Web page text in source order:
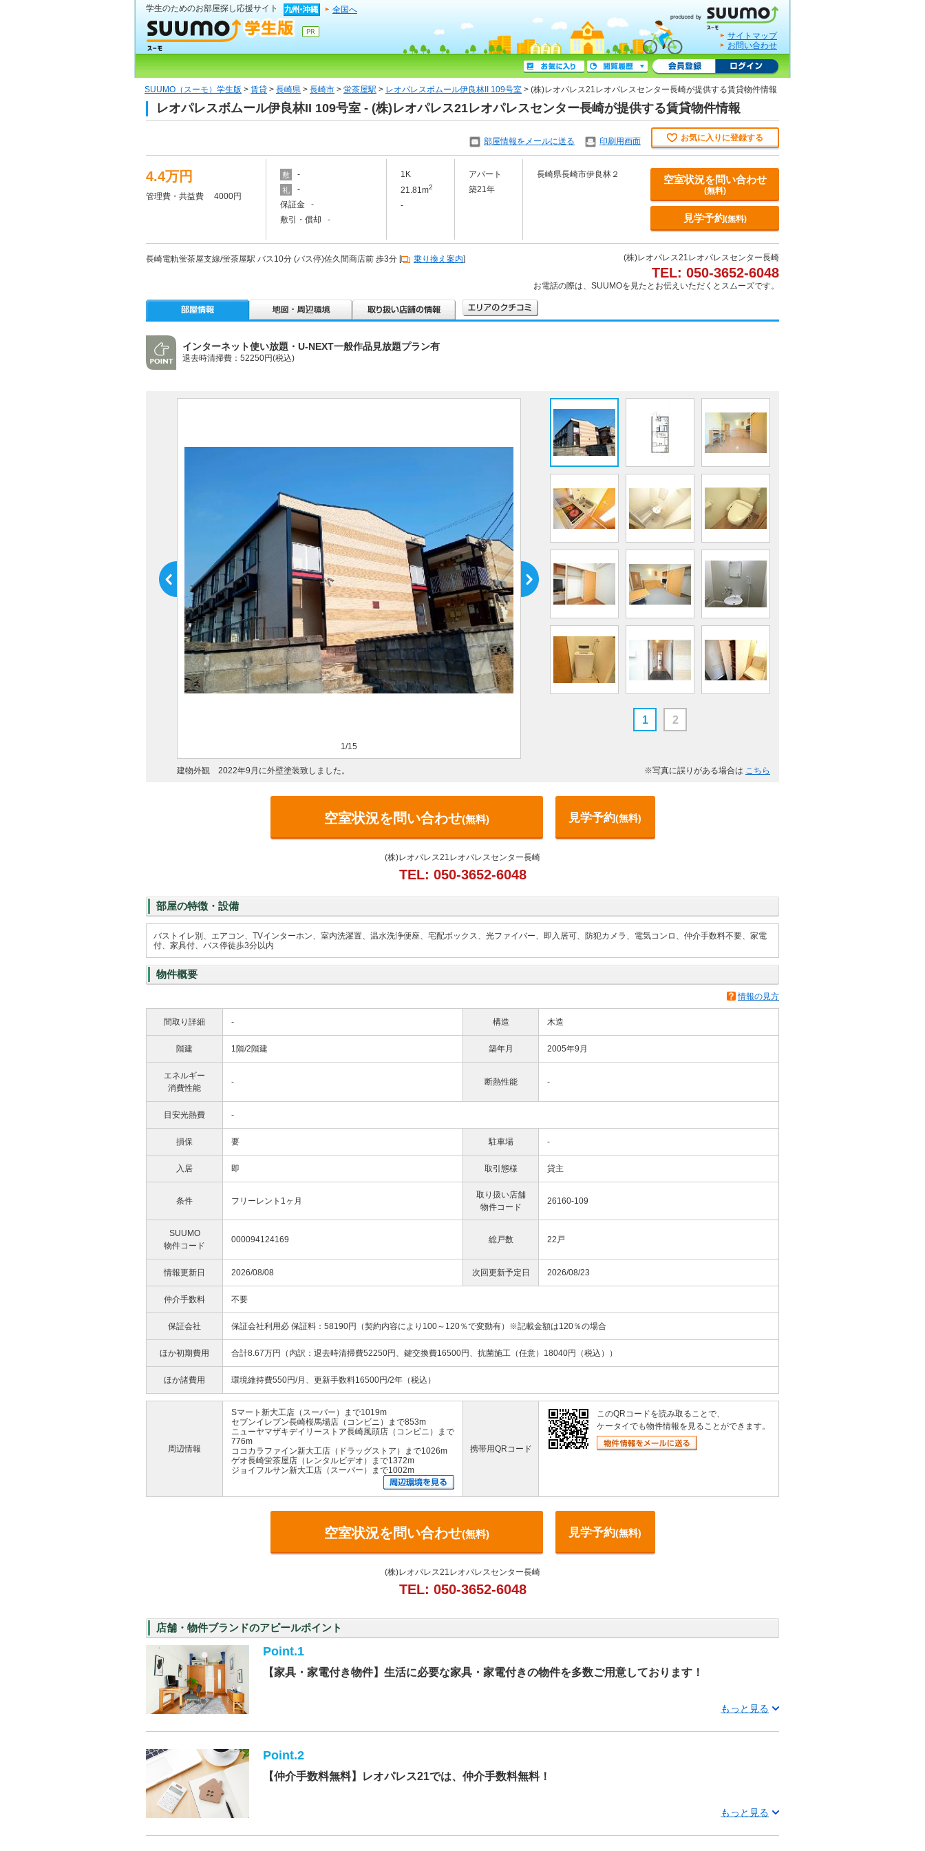
学生のためのお部屋探し応援サイト 全国へ
サイトマップ
お問い合わせ
SUUMO（スーモ）学生版 > 賃貸 > 長崎県 > 長崎市 > 蛍茶屋駅 > レオパレスボムール伊良林II 109号室 > (株)レオパレス21レオパレスセンター長崎が提供する賃貸物件情報
レオパレスボムール伊良林II 109号室 - (株)レオパレス21レオパレスセンター長崎が提供する賃貸物件情報
部屋情報をメールに送る 印刷用画面 お気に入りに登録する
4.4万円
管理費・共益費 4000円
敷 -
礼
-
保証金 -
敷引・償却 -
1K
21.81m2
-
アパート
築21年
長崎県長崎市伊良林２ 空室状況を問い合わせ
(無料)
見学予約(無料)
長崎電軌蛍茶屋支線/蛍茶屋駅 バス10分 (バス停)佐久間商店前 歩3分 [ 乗り換え案内] (株)レオパレス21レオパレスセンター長崎
TEL: 050-3652-6048
お電話の際は、SUUMOを見たとお伝えいただくとスムーズです。
インターネット使い放題・U-NEXT一般作品見放題プラン有
退去時清掃費：52250円(税込)
1/15
建物外観 2022年9月に外壁塗装致しました。
1 2
※写真に誤りがある場合は こちら
空室状況を問い合わせ(無料) 見学予約(無料)
(株)レオパレス21レオパレスセンター長崎
TEL: 050-3652-6048
部屋の特徴・設備
バストイレ別、エアコン、TVインターホン、室内洗濯置、温水洗浄便座、宅配ボックス、光ファイバー、即入居可、防犯カメラ、電気コンロ、仲介手数料不要、家電
付、家具付、バス停徒歩3分以内
物件概要
情報の見方
間取り詳細 - 構造 木造
階建 1階/2階建 築年月 2005年9月
エネルギー
消費性能
- 断熱性能 -
目安光熱費 -
損保 要 駐車場 -
入居 即 取引態様 貸主
条件 フリーレント1ヶ月
取り扱い店舗
物件コード
26160-109
SUUMO
物件コード
000094124169 総戸数 22戸
情報更新日 2026/08/08 次回更新予定日 2026/08/23
仲介手数料 不要
保証会社 保証会社利用必 保証料：58190円（契約内容により100～120％で変動有）※記載金額は120％の場合
ほか初期費用 合計8.67万円（内訳：退去時清掃費52250円、鍵交換費16500円、抗菌施工（任意）18040円（税込））
ほか諸費用 環境維持費550円/月、更新手数料16500円/2年（税込）
周辺情報
Sマート新大工店（スーパー）まで1019m
セブンイレブン長崎桜馬場店（コンビニ）まで853m
ニューヤマザキデイリーストア長崎風頭店（コンビニ）まで
776m
ココカラファイン新大工店（ドラッグストア）まで1026m
ゲオ長崎蛍茶屋店（レンタルビデオ）まで1372m
ジョイフルサン新大工店（スーパー）まで1002m
携帯用QRコード
このQRコードを読み取ることで、
ケータイでも物件情報を見ることができます。
空室状況を問い合わせ(無料) 見学予約(無料)
(株)レオパレス21レオパレスセンター長崎
TEL: 050-3652-6048
店舗・物件ブランドのアピールポイント
Point.1
【家具・家電付き物件】生活に必要な家具・家電付きの物件を多数ご用意しております！
もっと見る
Point.2
【仲介手数料無料】レオパレス21では、仲介手数料無料！
もっと見る